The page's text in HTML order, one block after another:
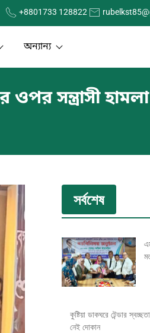
+8801733 128822
অন্যান্য
সন্ত্রাসী হামলা
সর্বশেষ
কুষ্টিয়া ডাকঘরে টেন্ডার
নেই দোকান